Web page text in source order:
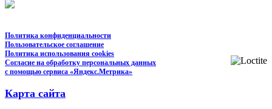
Политика конфиденциальности
Пользовательское соглашение
Политика использования cookies
Согласие на обработку персональных данных
с помощью сервиса «Яндекс.Метрика»
Карта сайта